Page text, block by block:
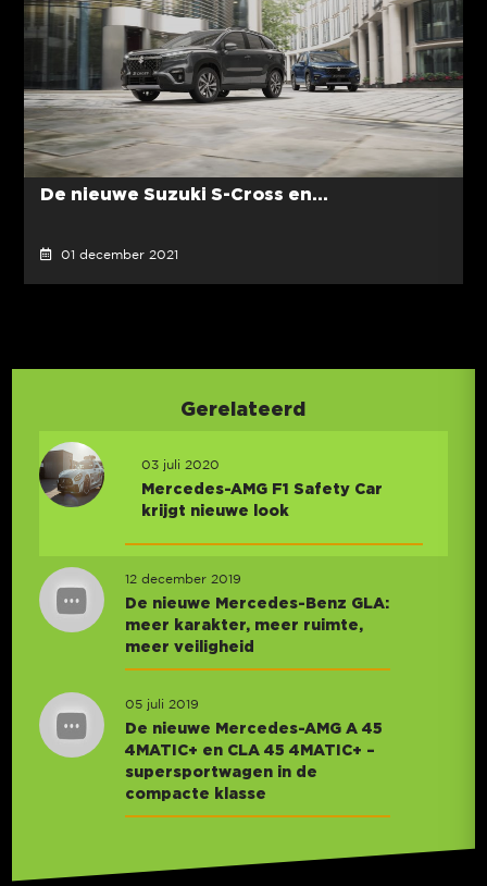
De nieuwe Suzuki S-Cross en...
01 december 2021
Gerelateerd
03 juli 2020
Mercedes-AMG F1 Safety Car
krijgt nieuwe look
12 december 2019
De nieuwe Mercedes-Benz GLA:
meer karakter, meer ruimte,
meer veiligheid
05 juli 2019
De nieuwe Mercedes-AMG A 45
4MATIC+ en CLA 45 4MATIC+ –
supersportwagen in de
compacte klasse